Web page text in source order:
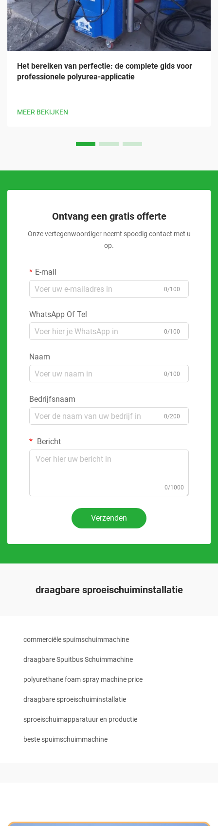
Het bereiken van perfectie: de complete gids voor
professionele polyurea-applicatie
MEER BEKIJKEN
Ontvang een gratis offerte
Onze vertegenwoordiger neemt spoedig contact met u
op.
E-mail
0/100
WhatsApp Of Tel
0/100
Naam
0/100
Bedrijfsnaam
0/200
Bericht
0/1000
Verzenden
draagbare sproeischuiminstallatie
commerciële spuimschuimmachine
draagbare Spuitbus Schuimmachine
polyurethane foam spray machine price
draagbare sproeischuiminstallatie
sproeischuimapparatuur en productie
beste spuimschuimmachine